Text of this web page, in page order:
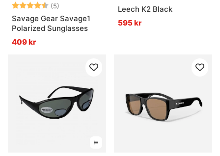
Betyg: (5)
4.8 utav 5 stjärnor
Savage Gear Savage1
Polarized Sunglasses
409 kr
Leech K2 Black
595 kr